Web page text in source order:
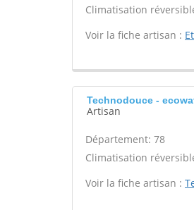
Climatisation
Voir la fiche artisan :
Technodouce -
Artisan
Département: 78
Climatisation
Voir la fiche artisan :